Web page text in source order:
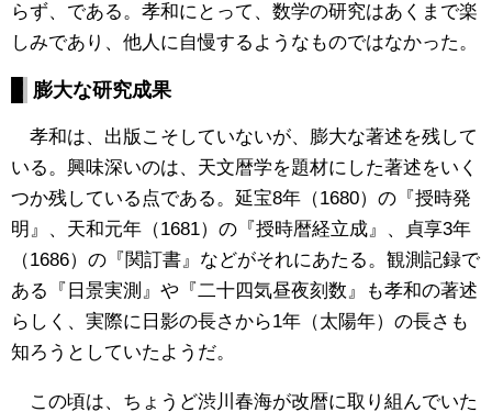
らず、である。孝和にとって、数学の研究はあくまで楽
しみであり、他人に自慢するようなものではなかった。
膨大な研究成果
孝和は、出版こそしていないが、膨大な著述を残して
いる。興味深いのは、天文暦学を題材にした著述をいく
つか残している点である。延宝8年（1680）の『授時発
明』、天和元年（1681）の『授時暦経立成』、貞享3年
（1686）の『関訂書』などがそれにあたる。観測記録で
ある『日景実測』や『二十四気昼夜刻数』も孝和の著述
らしく、実際に日影の長さから1年（太陽年）の長さも
知ろうとしていたようだ。
この頃は、ちょうど渋川春海が改暦に取り組んでいた